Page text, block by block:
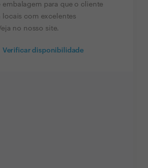
para que o cliente
locais com excelentes
no nosso site.
Verificar disponibilidade